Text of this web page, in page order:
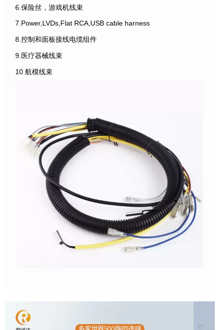
6.保险丝，游戏机线束
7.Power,LVDs,Flat RCA,USB cable harness
8.控制和面板接线电缆组件
9.医疗器械线束
10.航模线束